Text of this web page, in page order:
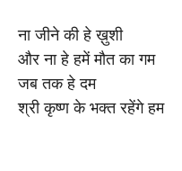
ना जीने की हे ख़ुशी
और ना हे हमें मौत का गम
जब तक हे दम
श्री कृष्ण के भक्त रहेंगे हम